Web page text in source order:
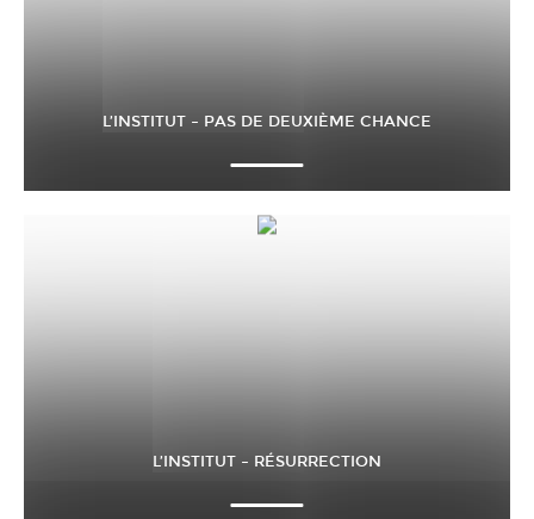
L’INSTITUT – PAS DE DEUXIÈME CHANCE
L’INSTITUT – RÉSURRECTION